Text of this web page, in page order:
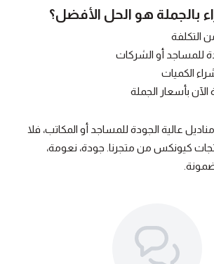
التكلفة
للمساجد أو الشركات
الكميات
بأسعار الجملة
عالية الجودة للمساجد أو المكاتب، فلا
كيونكس من متجرنا. جودة، نعومة،